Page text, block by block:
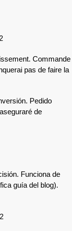
Commande
pas de faire la
Pedido
de
Funciona de
guía del blog).